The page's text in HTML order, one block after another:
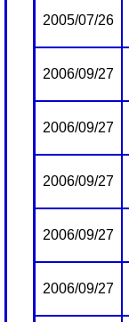
2005/07/26
2006/09/27
2006/09/27
2006/09/27
2006/09/27
2006/09/27